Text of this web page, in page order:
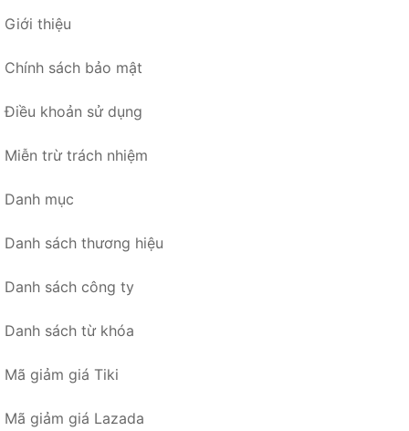
Giới thiệu
Chính sách bảo mật
Điều khoản sử dụng
Miễn trừ trách nhiệm
Danh mục
Danh sách thương hiệu
Danh sách công ty
Danh sách từ khóa
Mã giảm giá Tiki
Mã giảm giá Lazada